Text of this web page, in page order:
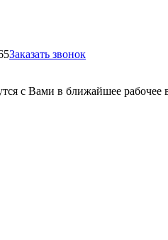
Заказать звонок
с Вами в ближайшее рабочее